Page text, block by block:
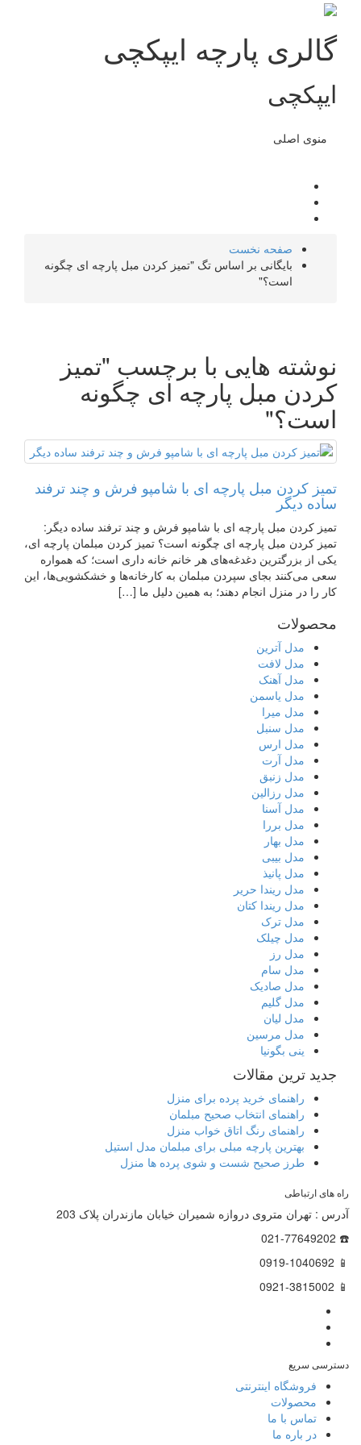
گالری پارچه ایپکچی
ایپکچی
منوی اصلی
صفحه نخست
بایگانی بر اساس تگ "تميز كردن مبل پارچه ای چگونه
است؟"
نوشته هایی با برچسب "تميز
كردن مبل پارچه ای چگونه
است؟"
تمیز کردن مبل پارچه ای با شامپو فرش و چند ترفند
ساده دیگر
تمیز کردن مبل پارچه ای با شامپو فرش و چند ترفند ساده دیگر:
تميز كردن مبل پارچه ای چگونه است؟ تمیز کردن مبلمان پارچه ای،
یکی از بزرگترین دغدغه‌های هر خانم خانه داری است؛ که همواره
سعی می‌کنند بجای سپردن مبلمان به کارخانه‌ها و خشکشویی‌ها، این
کار را در منزل انجام دهند؛ به همین دلیل ما […]
محصولات
مدل آترین
مدل لافت
مدل آهنک
مدل یاسمن
مدل میرا
مدل سنبل
مدل ارس
مدل آرت
مدل زنبق
مدل رزالین
مدل آسنا
مدل بررا
مدل بهار
مدل بیبی
مدل پانیذ
مدل ریندا حریر
مدل ریندا کتان
مدل ترک
مدل چیلک
مدل رز
مدل سام
مدل صادیک
مدل گلیم
مدل لیان
مدل مرسین
ینی بگونیا
جدید ترین مقالات
راهنمای خرید پرده برای منزل
راهنمای انتخاب صحیح مبلمان
راهنمای رنگ اتاق خواب منزل
بهترین پارچه مبلی برای مبلمان مدل استیل
طرز صحیح شست و شوی پرده ها منزل
راه های ارتباطی
آدرس : تهران متروی دروازه شمیران خیابان مازندران پلاک 203
☎️ 021-77649202
📱 0919-1040692
📱 0921-3815002
دسترسی سریع
فروشگاه اینترنتی
محصولات
تماس با ما
در باره ما